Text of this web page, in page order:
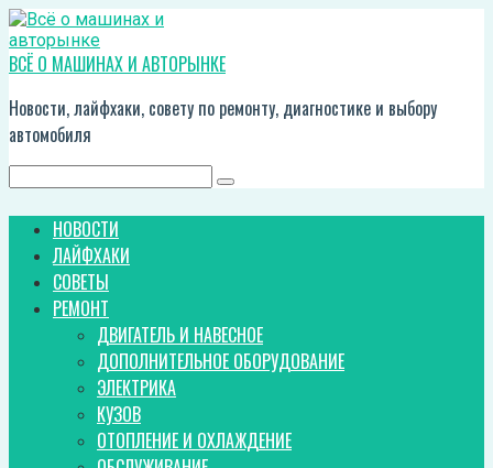
Перейти
к
контенту
ВСЁ О МАШИНАХ И АВТОРЫНКЕ
Новости, лайфхаки, совету по ремонту, диагностике и выбору
автомобиля
НОВОСТИ
ЛАЙФХАКИ
СОВЕТЫ
РЕМОНТ
ДВИГАТЕЛЬ И НАВЕСНОЕ
ДОПОЛНИТЕЛЬНОЕ ОБОРУДОВАНИЕ
ЭЛЕКТРИКА
КУЗОВ
ОТОПЛЕНИЕ И ОХЛАЖДЕНИЕ